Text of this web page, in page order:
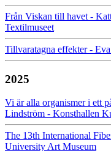
Från Viskan till havet -
Textilmuseet
Tillvaratagna effekter -
2025
Vi är alla organismer i ett
Lindström - Konsthallen
The 13th International
University Art Museum